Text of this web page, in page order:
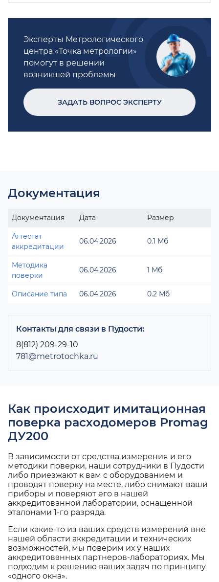
Эксперты Метрологического
центра «Точка метрологии»
помогут в решении
возникшей проблемы
ЗАДАТЬ ВОПРОС ЭКСПЕРТУ
Документация
Документация Дата Размер
Аттестат
аккредитации
06.04.2026 0.1 Мб
Методика
поверки
06.04.2026 1 Мб
Описание типа 06.04.2026 0.2 Мб
Контакты для связи в Пудости:
8(812) 209-29-10
781@metrotochka.ru
Как происходит имитационная
поверка расходомеров Promag
ДУ200
В зависимости от средства измерения и его
методики поверки, наши сотрудники в Пудости
либо приезжают к вам с оборудованием и
проводят поверку на месте, либо снимают ваши
приборы и поверяют его в нашей
аккредитованной лаборатории, оснащенной
эталонами 1-го разряда.
Если какие-то из ваших средств измерений вне
нашей области аккредитации и технических
возможностей, мы поверим их у наших
аккредитованных партнеров-лабораториях. Мы
подходим к решению ваших задач по принципу
«одного окна».